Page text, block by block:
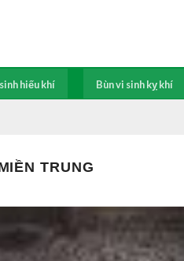
hiếu khí Bùn vi sinh kỵ khí
TRUNG